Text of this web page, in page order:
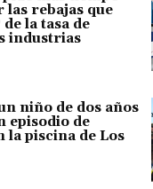
las rebajas que
la tasa de
industrias
niño de dos años
episodio de
la piscina de Los